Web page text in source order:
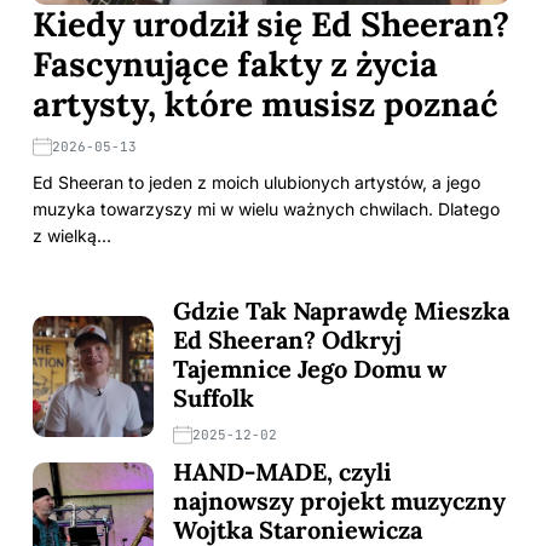
Kiedy urodził się Ed Sheeran?
Fascynujące fakty z życia
artysty, które musisz poznać
2026-05-13
Ed Sheeran to jeden z moich ulubionych artystów, a jego
muzyka towarzyszy mi w wielu ważnych chwilach. Dlatego
z wielką…
Gdzie Tak Naprawdę Mieszka
Ed Sheeran? Odkryj
Tajemnice Jego Domu w
Suffolk
2025-12-02
HAND-MADE, czyli
najnowszy projekt muzyczny
Wojtka Staroniewicza